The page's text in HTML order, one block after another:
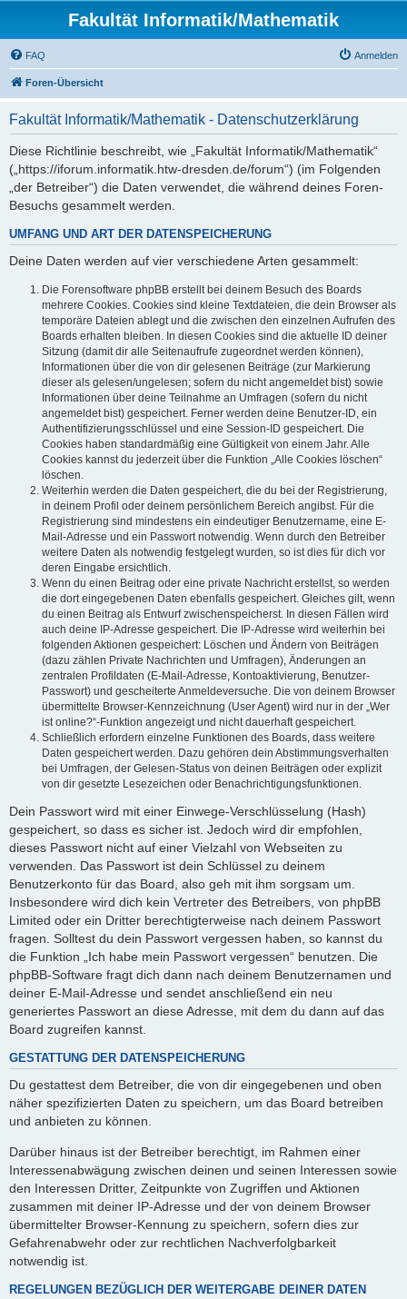
Fakultät Informatik/Mathematik
FAQ Anmelden
Foren-Übersicht
Fakultät Informatik/Mathematik - Datenschutzerklärung
Diese Richtlinie beschreibt, wie „Fakultät Informatik/Mathematik“
(„https://iforum.informatik.htw-dresden.de/forum“) (im Folgenden
„der Betreiber“) die Daten verwendet, die während deines Foren-
Besuchs gesammelt werden.
UMFANG UND ART DER DATENSPEICHERUNG
Deine Daten werden auf vier verschiedene Arten gesammelt:
Die Forensoftware phpBB erstellt bei deinem Besuch des Boards
mehrere Cookies. Cookies sind kleine Textdateien, die dein Browser als
temporäre Dateien ablegt und die zwischen den einzelnen Aufrufen des
Boards erhalten bleiben. In diesen Cookies sind die aktuelle ID deiner
Sitzung (damit dir alle Seitenaufrufe zugeordnet werden können),
Informationen über die von dir gelesenen Beiträge (zur Markierung
dieser als gelesen/ungelesen; sofern du nicht angemeldet bist) sowie
Informationen über deine Teilnahme an Umfragen (sofern du nicht
angemeldet bist) gespeichert. Ferner werden deine Benutzer-ID, ein
Authentifizierungsschlüssel und eine Session-ID gespeichert. Die
Cookies haben standardmäßig eine Gültigkeit von einem Jahr. Alle
Cookies kannst du jederzeit über die Funktion „Alle Cookies löschen“
löschen.
Weiterhin werden die Daten gespeichert, die du bei der Registrierung,
in deinem Profil oder deinem persönlichem Bereich angibst. Für die
Registrierung sind mindestens ein eindeutiger Benutzername, eine E-
Mail-Adresse und ein Passwort notwendig. Wenn durch den Betreiber
weitere Daten als notwendig festgelegt wurden, so ist dies für dich vor
deren Eingabe ersichtlich.
Wenn du einen Beitrag oder eine private Nachricht erstellst, so werden
die dort eingegebenen Daten ebenfalls gespeichert. Gleiches gilt, wenn
du einen Beitrag als Entwurf zwischenspeicherst. In diesen Fällen wird
auch deine IP-Adresse gespeichert. Die IP-Adresse wird weiterhin bei
folgenden Aktionen gespeichert: Löschen und Ändern von Beiträgen
(dazu zählen Private Nachrichten und Umfragen), Änderungen an
zentralen Profildaten (E-Mail-Adresse, Kontoaktivierung, Benutzer-
Passwort) und gescheiterte Anmeldeversuche. Die von deinem Browser
übermittelte Browser-Kennzeichnung (User Agent) wird nur in der „Wer
ist online?“-Funktion angezeigt und nicht dauerhaft gespeichert.
Schließlich erfordern einzelne Funktionen des Boards, dass weitere
Daten gespeichert werden. Dazu gehören dein Abstimmungsverhalten
bei Umfragen, der Gelesen-Status von deinen Beiträgen oder explizit
von dir gesetzte Lesezeichen oder Benachrichtigungsfunktionen.
Dein Passwort wird mit einer Einwege-Verschlüsselung (Hash)
gespeichert, so dass es sicher ist. Jedoch wird dir empfohlen,
dieses Passwort nicht auf einer Vielzahl von Webseiten zu
verwenden. Das Passwort ist dein Schlüssel zu deinem
Benutzerkonto für das Board, also geh mit ihm sorgsam um.
Insbesondere wird dich kein Vertreter des Betreibers, von phpBB
Limited oder ein Dritter berechtigterweise nach deinem Passwort
fragen. Solltest du dein Passwort vergessen haben, so kannst du
die Funktion „Ich habe mein Passwort vergessen“ benutzen. Die
phpBB-Software fragt dich dann nach deinem Benutzernamen und
deiner E-Mail-Adresse und sendet anschließend ein neu
generiertes Passwort an diese Adresse, mit dem du dann auf das
Board zugreifen kannst.
GESTATTUNG DER DATENSPEICHERUNG
Du gestattest dem Betreiber, die von dir eingegebenen und oben
näher spezifizierten Daten zu speichern, um das Board betreiben
und anbieten zu können.
Darüber hinaus ist der Betreiber berechtigt, im Rahmen einer
Interessenabwägung zwischen deinen und seinen Interessen sowie
den Interessen Dritter, Zeitpunkte von Zugriffen und Aktionen
zusammen mit deiner IP-Adresse und der von deinem Browser
übermittelter Browser-Kennung zu speichern, sofern dies zur
Gefahrenabwehr oder zur rechtlichen Nachverfolgbarkeit
notwendig ist.
REGELUNGEN BEZÜGLICH DER WEITERGABE DEINER DATEN